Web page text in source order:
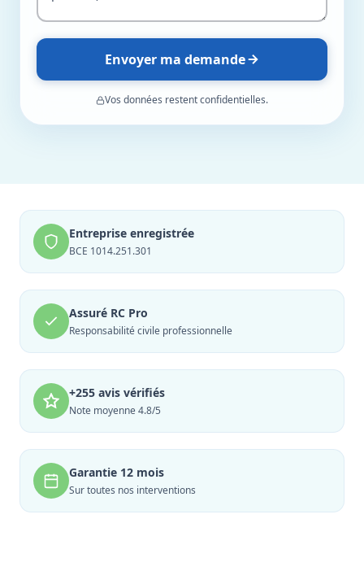
Envoyer ma demande
Vos données restent confidentielles.
Entreprise enregistrée
BCE 1014.251.301
Assuré RC Pro
Responsabilité civile professionnelle
+255 avis vérifiés
Note moyenne 4.8/5
Garantie 12 mois
Sur toutes nos interventions